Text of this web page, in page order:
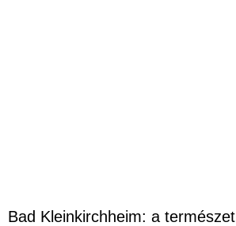
Bad Kleinkirchheim: a természet